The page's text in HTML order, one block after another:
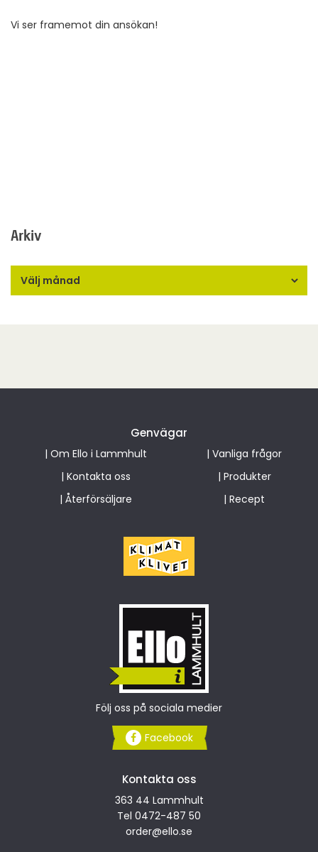
Vi ser framemot din ansökan!
Arkiv
Genvägar
| Om Ello i Lammhult | Vanliga frågor
| Kontakta oss | Produkter
| Återförsäljare | Recept
Följ oss på sociala medier
Facebook
Kontakta oss
363 44 Lammhult
Tel 0472-487 50
order@ello.se